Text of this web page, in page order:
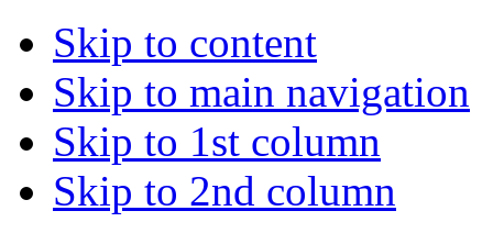
Skip to content
Skip to main navigation
Skip to 1st column
Skip to 2nd column